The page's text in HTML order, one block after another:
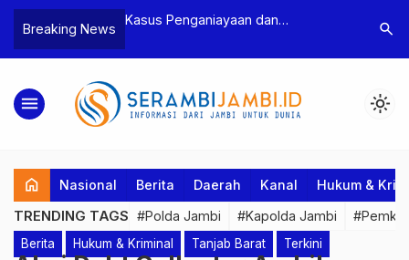
Breaking News
Bea Cukai
Pelaku beserta
dan 146 Gram
Kasus Penganiayaan dan
Tebo Tetapkan Dua Tersangka
Polres
Dua
search
menu light_mode
home Nasional Berita Daerah Kanal Hukum &
TRENDING TAGS #Polda Jambi #Kapolda Jambi
Berita Hukum & Kriminal Tanjab Barat Terkini